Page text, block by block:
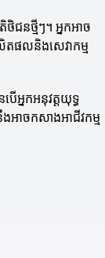
ជនថ្មីៗ។ អ្នកអាច
តផលនិងសេវាកម្ម
ើអ្នកអនុវត្តយុទ្ធ
អាចកសាងអាជីវកម្ម